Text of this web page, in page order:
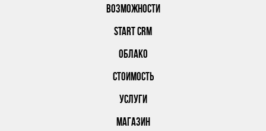
ВОЗМОЖНОСТИ
START CRM
ОБЛАКО
СТОИМОСТЬ
УСЛУГИ
МАГАЗИН